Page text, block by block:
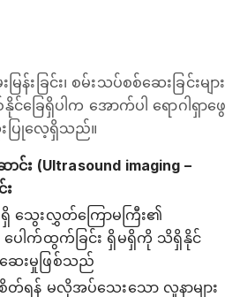
ြန်းခြင်း၊ စမ်းသပ်စစ်ဆေးခြင်းများ
နိုင်ခြေရှိပါက အောက်ပါ ရောဂါရှာဖွေ
းပြုလေ့ရှိသည်။
း (Ultrasound imaging –
း
သွေးလွှတ်ကြောမကြီး၏
ေါက်ထွက်ခြင်း ရှိမရှိကို သိရှိနိုင်
ေးမှုဖြစ်သည်
ရန် မလိုအပ်သေးသော လူနာများ